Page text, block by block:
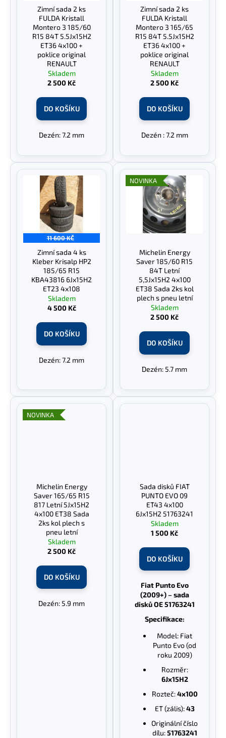
Zimní sada 2 ks
FULDA Kristall
Montero 3 185/60
R15 84T 5.5Jx15H2
ET36 4x100 +
poklice original
RENAULT
Skladem
2 500 Kč
DO KOŠÍKU
Dezén: 7.2 mm
Zimní sada 2 ks
FULDA Kristall
Montero 3 165/65
R15 84T 5.5Jx15H2
ET36 4x100 +
poklice original
RENAULT
Skladem
2 500 Kč
DO KOŠÍKU
Dezén : 7.2 mm
11 600 KČ
Zimní sada 4 ks
Kleber Krisalp HP2
185/65 R15
KBA43816 6Jx15H2
ET23 4x108
Skladem
4 500 Kč
DO KOŠÍKU
Dezén: 7.2 mm
NOVINKA
Michelin Energy
Saver 185/60 R15
84T Letní
5,5Jx15H2 4x100
ET38 Sada 2ks kol
plech s pneu letní
Skladem
2 500 Kč
DO KOŠÍKU
Dezén: 5.7 mm
NOVINKA
Michelin Energy
Saver 165/65 R15
817 Letní 5Jx15H2
4x100 ET38 Sada
2ks kol plech s
pneu letní
Skladem
2 500 Kč
DO KOŠÍKU
Dezén: 5.9 mm
Sada disků FIAT
PUNTO EVO 09
ET43 4x100
6Jx15H2 51763241
Skladem
1 500 Kč
DO KOŠÍKU
Fiat Punto Evo
(2009+) – sada
disků OE 51763241
Specifikace:
Model: Fiat
Punto Evo (od
roku 2009)
Rozměr:
6Jx15H2
Rozteč:4x100
ET (zális):43
Originální číslo
dílu:51763241
HLEDAT
D